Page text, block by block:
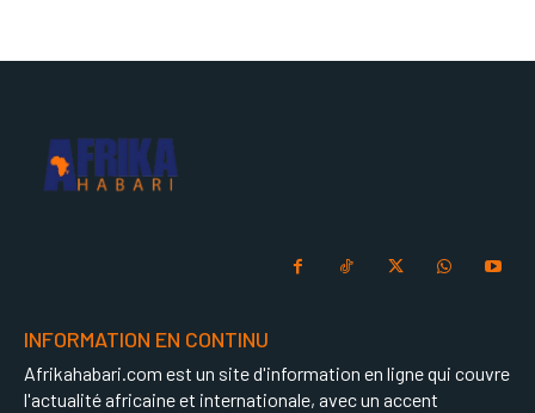
INFORMATION EN CONTINU
Afrikahabari.com est un site d'information en ligne qui couvre
l'actualité africaine et internationale, avec un accent